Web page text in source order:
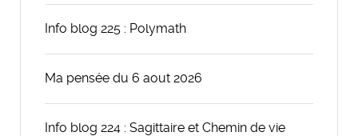
Info blog 225 : Polymath
Ma pensée du 6 aout 2026
Info blog 224 : Sagittaire et Chemin de vie